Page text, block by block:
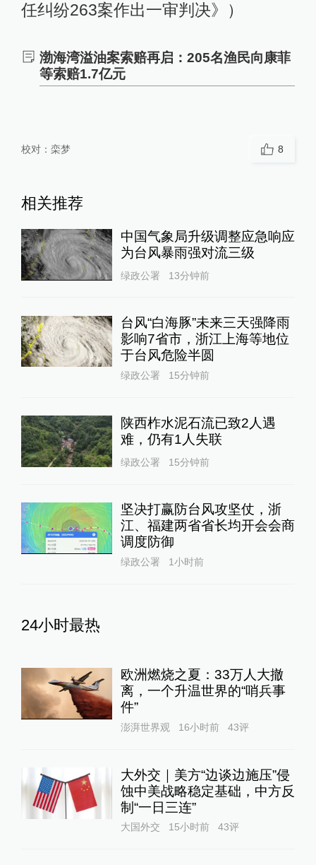
任纠纷263案作出一审判决》）
渤海湾溢油案索赔再启：205名渔民向康菲
等索赔1.7亿元
校对： 栾梦 8
相关推荐
中国气象局升级调整应急响应
为台风暴雨强对流三级
绿政公署 13分钟前
台风“白海豚”未来三天强降雨
影响7省市，浙江上海等地位
于台风危险半圆
绿政公署 15分钟前
陕西柞水泥石流已致2人遇
难，仍有1人失联
绿政公署 15分钟前
坚决打赢防台风攻坚仗，浙
江、福建两省省长均开会会商
调度防御
绿政公署 1小时前
24小时最热
欧洲燃烧之夏：33万人大撤
离，一个升温世界的“哨兵事
件”
澎湃世界观 16小时前 43评
大外交｜美方“边谈边施压”侵
蚀中美战略稳定基础，中方反
制“一日三连”
大国外交 15小时前 43评